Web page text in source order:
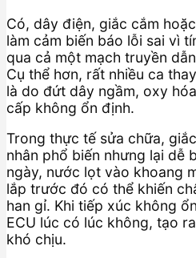
Có, dây điện, giắc cắm
làm cảm biến báo lỗi sai vì
qua cả một mạch truyền
Cụ thể hơn, rất nhiều ca
là do đứt dây ngầm, oxy
cấp không ổn định.
Trong thực tế sửa chữa,
nhân phổ biến nhưng lại dễ
ngày, nước lọt vào khoang
lắp trước đó có thể khiến
han gỉ. Khi tiếp xúc không
ECU lúc có lúc không, tạo
khó chịu.